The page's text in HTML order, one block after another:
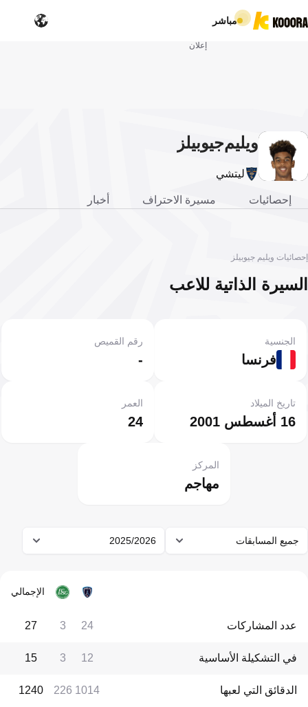
مباشر
إعلان
ويليمجيوبيلز
ليتشي
إحصائيات مسيرة الاحتراف أخبار
إحصائيات ويليم جيوبيلز
السيرة الذاتية للاعب
فرنسا
الجنسية
-
رقم القميص
16 أغسطس 2001
تاريخ الميلاد
24
العمر
مهاجم
المركز
جميع المسابقات 2025/2026
الإجمالي
عدد المشاركات 24
3
27
في التشكيلة الأساسية 12
3
15
الدقائق التي لعبها 1014
226
1240